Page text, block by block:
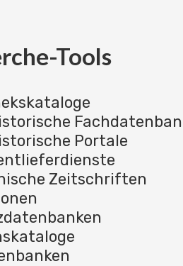
Tools
Portale
Zeitschriften